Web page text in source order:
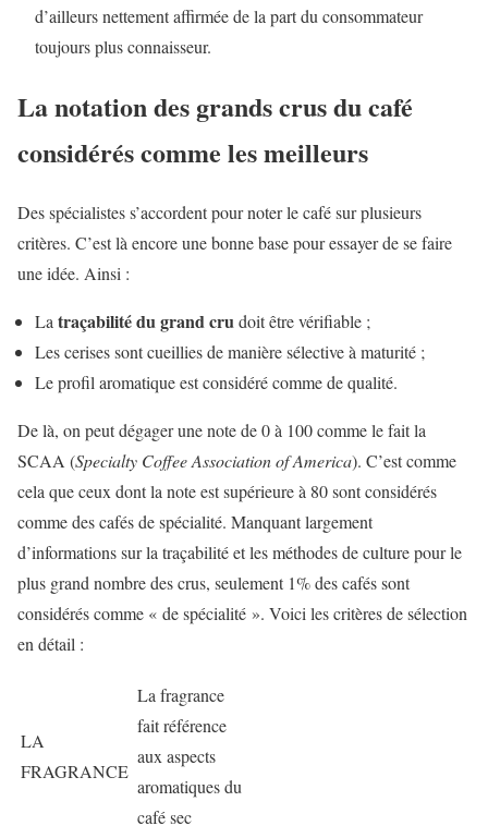
d’ailleurs nettement affirmée de la part du consommateur
toujours plus connaisseur.
La notation des grands crus du café
considérés comme les meilleurs
Des spécialistes s’accordent pour noter le café sur plusieurs
critères. C’est là encore une bonne base pour essayer de se faire
une idée. Ainsi :
La traçabilité du grand crudoit être vérifiable ;
Les cerises sont cueillies de manière sélective à maturité ;
Le profil aromatique est considéré comme de qualité.
De là, on peut dégager une note de 0 à 100 comme le fait la
SCAA (Specialty Coffee Association of America). C’est comme
cela que ceux dont la note est supérieure à 80 sont considérés
comme des cafés de spécialité. Manquant largement
d’informations sur la traçabilité et les méthodes de culture pour le
plus grand nombre des crus, seulement 1% des cafés sont
considérés comme « de spécialité ». Voici les critères de sélection
en détail :
LA
FRAGRANCE
La fragrance
fait référence
aux aspects
aromatiques du
café sec